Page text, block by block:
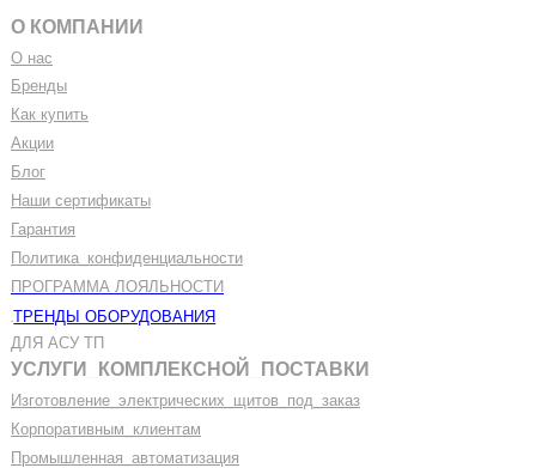
О КОМПАНИИ
О нас
Бренды
Как купить
Акции
Блог
Наши сертификаты
Гарантия
Политика конфиденциальности
ПРОГРАММА ЛОЯЛЬНОСТИ
ТРЕНДЫ ОБОРУДОВАНИЯ
ДЛЯ АСУ ТП
УСЛУГИ КОМПЛЕКСНОЙ ПОСТАВКИ
Изготовление электрических щитов под заказ
Корпоративным клиентам
Промышленная автоматизация